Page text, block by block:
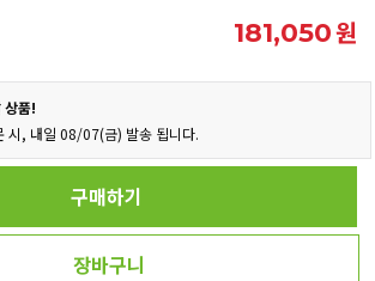
181,050원
상품!
시, 내일 08/07(금) 발송 됩니다.
구매하기
장바구니